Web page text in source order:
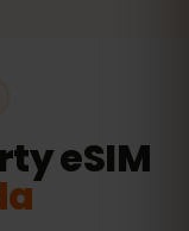
eSIM